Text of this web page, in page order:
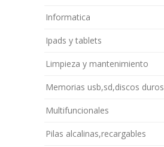
Informatica
Ipads y tablets
Limpieza y mantenimiento
Memorias usb,sd,discos duros
Multifuncionales
Pilas alcalinas,recargables